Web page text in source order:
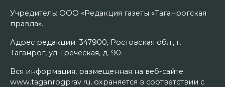
Учредитель: ООО «Редакция газеты «Таганрогская
правда».
Адрес редакции: 347900, Ростовская обл., г.
Таганрог, ул. Греческая, д. 90.
Вся информация, размещенная на веб-сайте
www.taganrogprav.ru, охраняется в соответствии с